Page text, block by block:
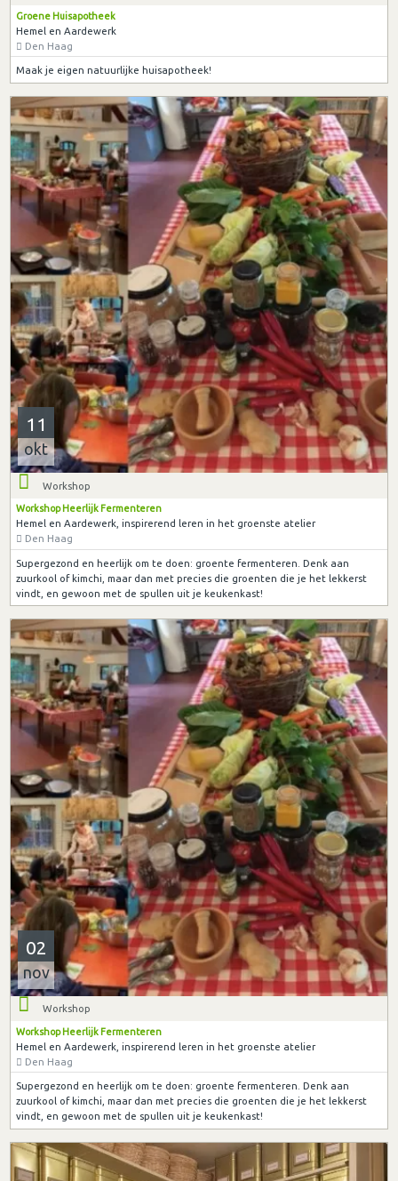
Groene Huisapotheek
Hemel en Aardewerk
Den Haag
Maak je eigen natuurlijke huisapotheek!
11
okt
Workshop
Workshop Heerlijk Fermenteren
Hemel en Aardewerk, inspirerend leren in het groenste atelier
Den Haag
Supergezond en heerlijk om te doen: groente fermenteren. Denk aan
zuurkool of kimchi, maar dan met precies die groenten die je het lekkerst
vindt, en gewoon met de spullen uit je keukenkast!
02
nov
Workshop
Workshop Heerlijk Fermenteren
Hemel en Aardewerk, inspirerend leren in het groenste atelier
Den Haag
Supergezond en heerlijk om te doen: groente fermenteren. Denk aan
zuurkool of kimchi, maar dan met precies die groenten die je het lekkerst
vindt, en gewoon met de spullen uit je keukenkast!